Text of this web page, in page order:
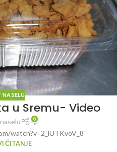
SELU
u Sremu- Video
0
watch?v=2_lUTKvoV_8
ČITANJE